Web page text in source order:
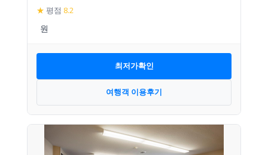
★ 평점 8.2
최저가확인
여행객 이용후기